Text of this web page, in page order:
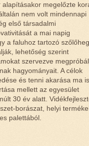
alapításakor megelőzte
nem volt mindennapi
első társadalmi
a mai napig
a faluhoz tartozó
lehetőség szerint
szervezve
hagyományait. A célok
és tenni akarása ma is
mellett az egyesület
30 év alatt.
borászat, helyi
palettából.